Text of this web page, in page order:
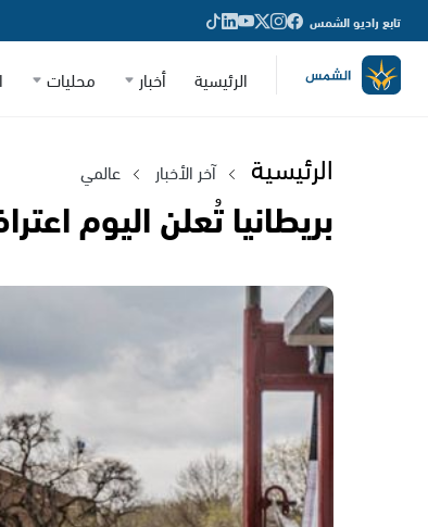
تابع راديو الشمس
الرئيسية أخبار محليات
الرئيسية آخر الأخبار عالمي
بريطانيا تُعلن اليوم